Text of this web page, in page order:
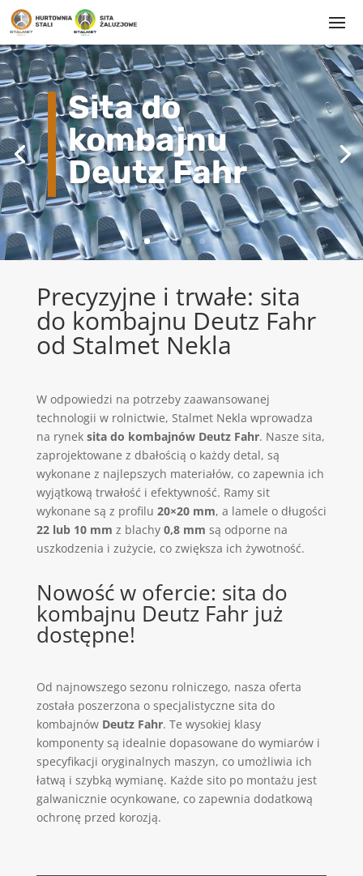
Sita do
kombajnu
Deutz Fahr
Precyzyjne i trwałe: sita
do kombajnu Deutz Fahr
od Stalmet Nekla
W odpowiedzi na potrzeby zaawansowanej
technologii w rolnictwie, Stalmet Nekla wprowadza
na rynek sita do kombajnów Deutz Fahr. Nasze sita,
zaprojektowane z dbałością o każdy detal, są
wykonane z najlepszych materiałów, co zapewnia ich
wyjątkową trwałość i efektywność. Ramy sit
wykonane są z profilu 20×20 mm, a lamele o długości
22 lub 10 mm z blachy 0,8 mm są odporne na
uszkodzenia i zużycie, co zwiększa ich żywotność.
Nowość w ofercie: sita do
kombajnu Deutz Fahr już
dostępne!
Od najnowszego sezonu rolniczego, nasza oferta
została poszerzona o specjalistyczne sita do
kombajnów Deutz Fahr. Te wysokiej klasy
komponenty są idealnie dopasowane do wymiarów i
specyfikacji oryginalnych maszyn, co umożliwia ich
łatwą i szybką wymianę. Każde sito po montażu jest
galwanicznie ocynkowane, co zapewnia dodatkową
ochronę przed korozją.